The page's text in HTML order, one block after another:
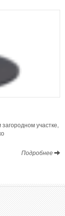
участке,
Подробнее